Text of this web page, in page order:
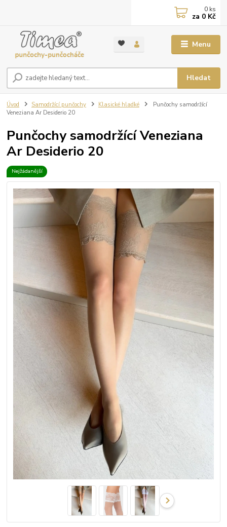
Menu
Hledat
0 ks
za 0 Kč
Úvod Samodržící punčochy Klasické hladké
Punčochy samodržící
Veneziana Ar Desiderio 20
Punčochy samodržící Veneziana
Ar Desiderio 20
Nejžádanější